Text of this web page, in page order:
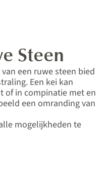
Steen
een ruwe steen bied
Een kei kan
of in compinatie met en
een omranding van
mogelijkheden te